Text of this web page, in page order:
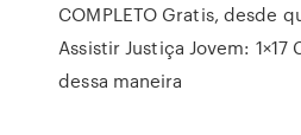
COMPLETO Gratis, desde
Assistir Justiça Jovem:
dessa maneira